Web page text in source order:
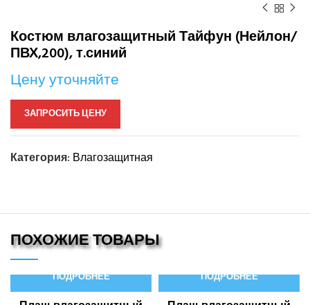
Костюм влагозащитный Тайфун (Нейлон/
ПВХ,200), т.синий
Цену уточняйте
ЗАПРОСИТЬ ЦЕНУ
Категория: Влагозащитная
ПОХОЖИЕ ТОВАРЫ
ПОДРОБНЕЕ ПОДРОБНЕЕ